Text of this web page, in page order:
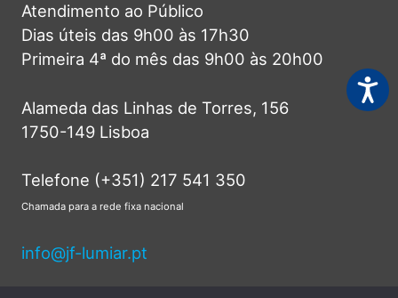
Atendimento ao Público
Dias úteis das 9h00 às 17h30
Primeira 4ª do mês das 9h00 às 20h00
Alameda das Linhas de Torres, 156
1750-149 Lisboa
Telefone (+351) 217 541 350
Chamada para a rede fixa nacional
info@jf-lumiar.pt